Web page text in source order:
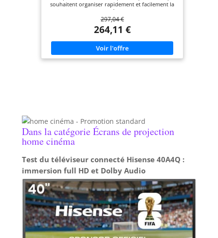
souhaitent organiser rapidement et facilement la
projection de films, de présentations ou de photos
à la maison ou au bureau La construction de
l'écran de projection a été développée pour les
utilisateurs les plus exigeants Le matériau est
résistant à la lumière - Les bordures noires
améliorent la perception de la qualité de l'image
projetée Type de surface : blanc mat - Installation
sans outil - Taille diagonale : 100 pouces
297,04 €
264,11 €
Dans la catégorie Écrans de projection
home cinéma
Test du téléviseur connecté Hisense 40A4Q :
immersion full HD et Dolby Audio